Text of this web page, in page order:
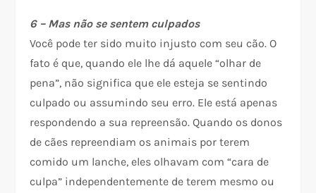
6 – Mas não se sentem culpados
Você pode ter sido muito injusto com seu cão. O
fato é que, quando ele lhe dá aquele “olhar de
pena”, não significa que ele esteja se sentindo
culpado ou assumindo seu erro. Ele está apenas
respondendo a sua repreensão. Quando os donos
de cães repreendiam os animais por terem
comido um lanche, eles olhavam com “cara de
culpa” independentemente de terem mesmo ou